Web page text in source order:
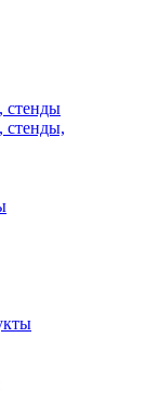
стенды
стенды,